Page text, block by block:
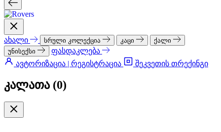
ახალი სრული კოლექცია კაცი
ქალი
უნისექსი
ფასდაკლება
ავტორიზაცია | რეგისტრაცია
შეკვეთის თრექინგი
კალათა (0)